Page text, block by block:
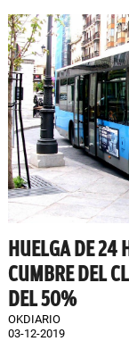
HUELGA DE 24
CUMBRE DEL
DEL 50%
OKDIARIO
03-12-2019